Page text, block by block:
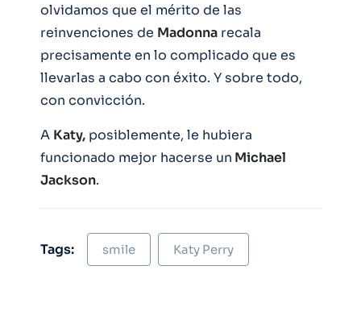
olvidamos que el mérito de las
reinvenciones de Madonna recala
precisamente en lo complicado que es
llevarlas a cabo con éxito. Y sobre todo,
con convicción.
A Katy, posiblemente, le hubiera
funcionado mejor hacerse un Michael
Jackson.
Tags: smile Katy Perry